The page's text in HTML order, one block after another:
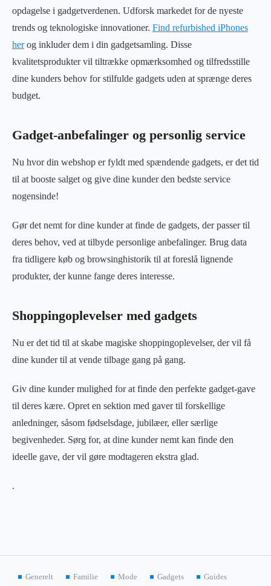
opdagelse i gadgetverdenen. Udforsk markedet for de nyeste
trends og teknologiske innovationer. Find refurbished iPhones
herog inkluder dem i din gadgetsamling. Disse
kvalitetsprodukter vil tiltrække opmærksomhed og tilfredsstille
dine kunders behov for stilfulde gadgets uden at sprænge deres
budget.
Gadget-anbefalinger og personlig service
Nu hvor din webshop er fyldt med spændende gadgets, er det tid
til at booste salget og give dine kunder den bedste service
nogensinde!
Gør det nemt for dine kunder at finde de gadgets, der passer til
deres behov, ved at tilbyde personlige anbefalinger. Brug data
fra tidligere køb og browsinghistorik til at foreslå lignende
produkter, der kunne fange deres interesse.
Shoppingoplevelser med gadgets
Nu er det tid til at skabe magiske shoppingoplevelser, der vil få
dine kunder til at vende tilbage gang på gang.
Giv dine kunder mulighed for at finde den perfekte gadget-gave
til deres kære. Opret en sektion med gaver til forskellige
anledninger, såsom fødselsdage, jubilæer, eller særlige
begivenheder. Sørg for, at dine kunder nemt kan finde den
ideelle gave, der vil gøre modtageren ekstra glad.
.
Generelt Familie Mode Gadgets
Guides